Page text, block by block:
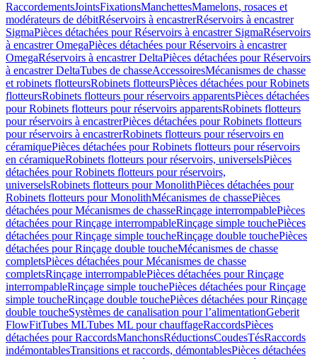
RaccordementsJointsFixationsManchettesMamelons, rosaces et
modérateurs de débitRéservoirs à encastrerRéservoirs à encastrer
SigmaPièces détachées pour Réservoirs à encastrer SigmaRéservoirs
à encastrer OmegaPièces détachées pour Réservoirs à encastrer
OmegaRéservoirs à encastrer DeltaPièces détachées pour Réservoirs
à encastrer DeltaTubes de chasseAccessoiresMécanismes de chasse
et robinets flotteursRobinets flotteursPièces détachées pour Robinets
flotteursRobinets flotteurs pour réservoirs apparentsPièces détachées
pour Robinets flotteurs pour réservoirs apparentsRobinets flotteurs
pour réservoirs à encastrerPièces détachées pour Robinets flotteurs
pour réservoirs à encastrerRobinets flotteurs pour réservoirs en
céramiquePièces détachées pour Robinets flotteurs pour réservoirs
en céramiqueRobinets flotteurs pour réservoirs, universelsPièces
détachées pour Robinets flotteurs pour réservoirs,
universelsRobinets flotteurs pour MonolithPièces détachées pour
Robinets flotteurs pour MonolithMécanismes de chassePièces
détachées pour Mécanismes de chasseRinçage interrompablePièces
détachées pour Rinçage interrompableRinçage simple touchePièces
détachées pour Rinçage simple toucheRinçage double touchePièces
détachées pour Rinçage double toucheMécanismes de chasse
completsPièces détachées pour Mécanismes de chasse
completsRinçage interrompablePièces détachées pour Rinçage
interrompableRinçage simple touchePièces détachées pour Rinçage
simple toucheRinçage double touchePièces détachées pour Rinçage
double toucheSystèmes de canalisation pour l’alimentationGeberit
FlowFitTubes MLTubes ML pour chauffageRaccordsPièces
détachées pour RaccordsManchonsRéductionsCoudesTésRaccords
indémontablesTransitions et raccords, démontablesPièces détachées